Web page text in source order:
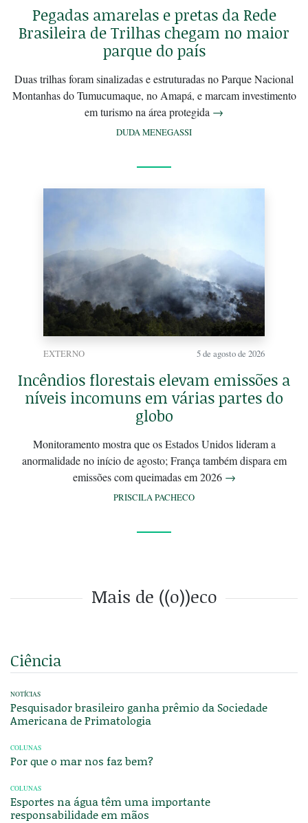
Pegadas amarelas e pretas da Rede
Brasileira de Trilhas chegam no maior
parque do país
Duas trilhas foram sinalizadas e estruturadas no Parque Nacional
Montanhas do Tumucumaque, no Amapá, e marcam investimento
em turismo na área protegida →
DUDA MENEGASSI
EXTERNO 5 de agosto de 2026
Incêndios florestais elevam emissões a
níveis incomuns em várias partes do
globo
Monitoramento mostra que os Estados Unidos lideram a
anormalidade no início de agosto; França também dispara em
emissões com queimadas em 2026 →
PRISCILA PACHECO
Mais de ((o))eco
Ciência
NOTÍCIAS
Pesquisador brasileiro ganha prêmio da Sociedade
Americana de Primatologia
COLUNAS
Por que o mar nos faz bem?
COLUNAS
Esportes na água têm uma importante
responsabilidade em mãos